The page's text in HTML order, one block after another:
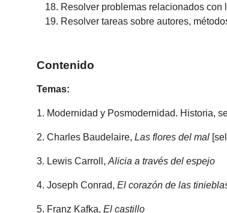
Resolver problemas relacionados con
Resolver tareas sobre autores,
Contenido
Temas:
1. Modernidad y Posmodernidad. Historia,
2. Charles Baudelaire,Las flores del mal
3. Lewis Carroll,Alicia a través del espejo
4. Joseph Conrad,El corazón de las
5. Franz Kafka,El castillo